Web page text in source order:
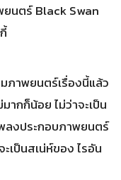
นตร์ Black Swan
ภาพยนตร์เรื่องนี้แล้ว
ากก็น้อย ไม่ว่าจะเป็น
ลงประกอบภาพยนตร์
เป็นสเน่ห์ของ ไรอัน